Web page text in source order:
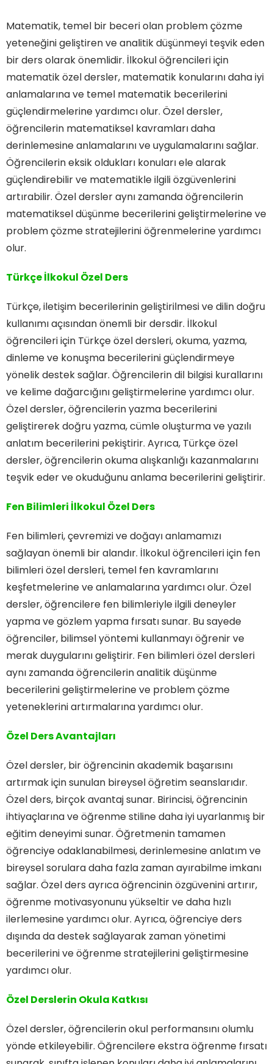
Matematik, temel bir beceri olan problem çözme
yeteneğini geliştiren ve analitik düşünmeyi teşvik eden
bir ders olarak önemlidir. İlkokul öğrencileri için
matematik özel dersler, matematik konularını daha iyi
anlamalarına ve temel matematik becerilerini
güçlendirmelerine yardımcı olur. Özel dersler,
öğrencilerin matematiksel kavramları daha
derinlemesine anlamalarını ve uygulamalarını sağlar.
Öğrencilerin eksik oldukları konuları ele alarak
güçlendirebilir ve matematikle ilgili özgüvenlerini
artırabilir. Özel dersler aynı zamanda öğrencilerin
matematiksel düşünme becerilerini geliştirmelerine ve
problem çözme stratejilerini öğrenmelerine yardımcı
olur.
Türkçe İlkokul Özel Ders
Türkçe, iletişim becerilerinin geliştirilmesi ve dilin doğru
kullanımı açısından önemli bir dersdir. İlkokul
öğrencileri için Türkçe özel dersleri, okuma, yazma,
dinleme ve konuşma becerilerini güçlendirmeye
yönelik destek sağlar. Öğrencilerin dil bilgisi kurallarını
ve kelime dağarcığını geliştirmelerine yardımcı olur.
Özel dersler, öğrencilerin yazma becerilerini
geliştirerek doğru yazma, cümle oluşturma ve yazılı
anlatım becerilerini pekiştirir. Ayrıca, Türkçe özel
dersler, öğrencilerin okuma alışkanlığı kazanmalarını
teşvik eder ve okuduğunu anlama becerilerini geliştirir.
Fen Bilimleri İlkokul Özel Ders
Fen bilimleri, çevremizi ve doğayı anlamamızı
sağlayan önemli bir alandır. İlkokul öğrencileri için fen
bilimleri özel dersleri, temel fen kavramlarını
keşfetmelerine ve anlamalarına yardımcı olur. Özel
dersler, öğrencilere fen bilimleriyle ilgili deneyler
yapma ve gözlem yapma fırsatı sunar. Bu sayede
öğrenciler, bilimsel yöntemi kullanmayı öğrenir ve
merak duygularını geliştirir. Fen bilimleri özel dersleri
aynı zamanda öğrencilerin analitik düşünme
becerilerini geliştirmelerine ve problem çözme
yeteneklerini artırmalarına yardımcı olur.
Özel Ders Avantajları
Özel dersler, bir öğrencinin akademik başarısını
artırmak için sunulan bireysel öğretim seanslarıdır.
Özel ders, birçok avantaj sunar. Birincisi, öğrencinin
ihtiyaçlarına ve öğrenme stiline daha iyi uyarlanmış bir
eğitim deneyimi sunar. Öğretmenin tamamen
öğrenciye odaklanabilmesi, derinlemesine anlatım ve
bireysel sorulara daha fazla zaman ayırabilme imkanı
sağlar. Özel ders ayrıca öğrencinin özgüvenini artırır,
öğrenme motivasyonunu yükseltir ve daha hızlı
ilerlemesine yardımcı olur. Ayrıca, öğrenciye ders
dışında da destek sağlayarak zaman yönetimi
becerilerini ve öğrenme stratejilerini geliştirmesine
yardımcı olur.
Özel Derslerin Okula Katkısı
Özel dersler, öğrencilerin okul performansını olumlu
yönde etkileyebilir. Öğrencilere ekstra öğrenme fırsatı